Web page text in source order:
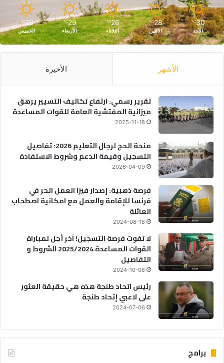
30
℃
الأحد
28
℃
الأثنين
26
℃
الثلاثاء
29
℃
الأربعاء
28
℃
الخميس
الأشهر الأخيرة
تقرير رسمي: ارتفاع تكاليف التسيير يرهق
ميزانية المفتشية العامة للقوات المساعدة
2025-11-18
منحة الحج لرجال التعليم 2026: تفاصيل
التسجيل وقيمة الدعم وشروط الاستفادة
2026-04-09
فرصة ذهبية: إصدار فيزا العمل الحر في
فرنسا للإقامة والعمل مع امكانية اصطحاب
العائلة
2024-08-18
لا تفوت فرصة التسجيل! آخر أجل لمباراة
القوات المساعدة 2025/2024 الشروط و
التفاصيل
2024-10-08
رئيس اتحاد طنجة هذه هي حقيقة العثور
على لاعبي إتحاد طنجة
2024-07-06
برامج